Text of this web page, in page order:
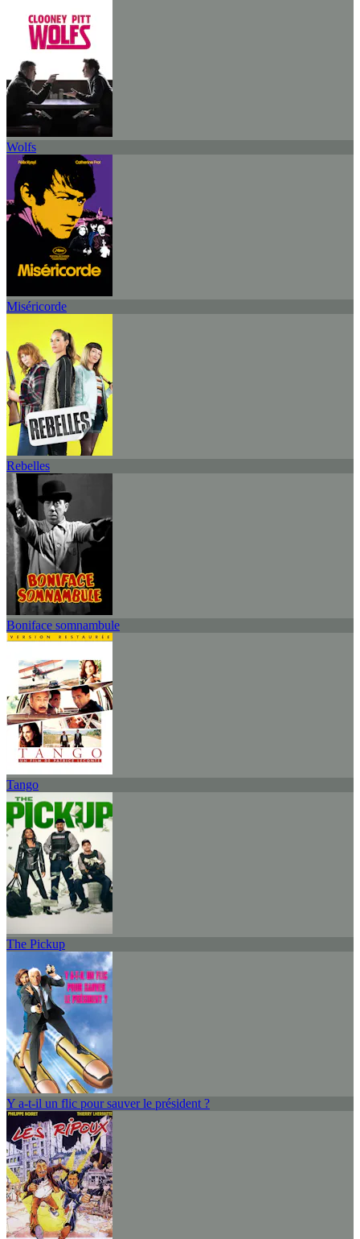
Wolfs
Miséricorde
Rebelles
Boniface somnambule
Tango
The Pickup
Y a-t-il un flic pour sauver le président ?